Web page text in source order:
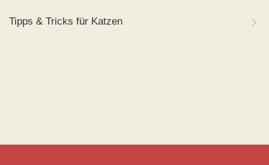
Tipps & Tricks für Katzen